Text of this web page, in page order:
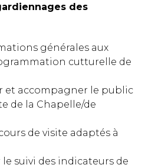
des
générales aux
cutturelle de
et accompagner le public
de la Chapelle/de
de visite adaptés à
suivi des indicateurs de